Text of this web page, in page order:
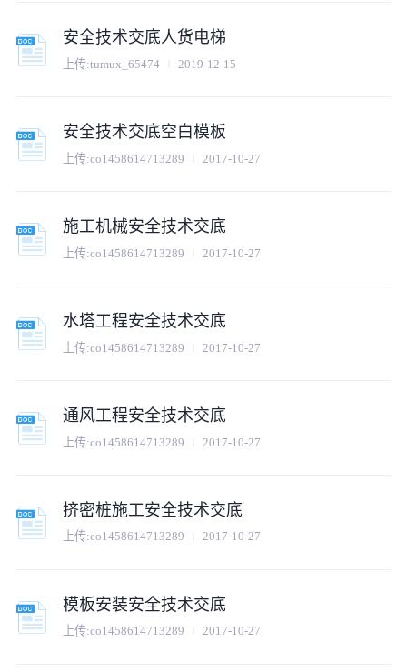
安全技术交底人货电梯
上传:tumux_65474 2019-12-15
安全技术交底空白模板
上传:co1458614713289 2017-10-27
施工机械安全技术交底
上传:co1458614713289 2017-10-27
水塔工程安全技术交底
上传:co1458614713289 2017-10-27
通风工程安全技术交底
上传:co1458614713289 2017-10-27
挤密桩施工安全技术交底
上传:co1458614713289 2017-10-27
模板安装安全技术交底
上传:co1458614713289 2017-10-27